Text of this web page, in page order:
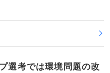
選考では環境問題の改